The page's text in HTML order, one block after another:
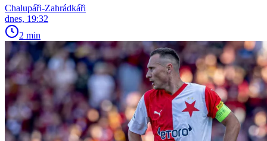
Chalupáři-Zahrádkáři
dnes, 19:32
2 min